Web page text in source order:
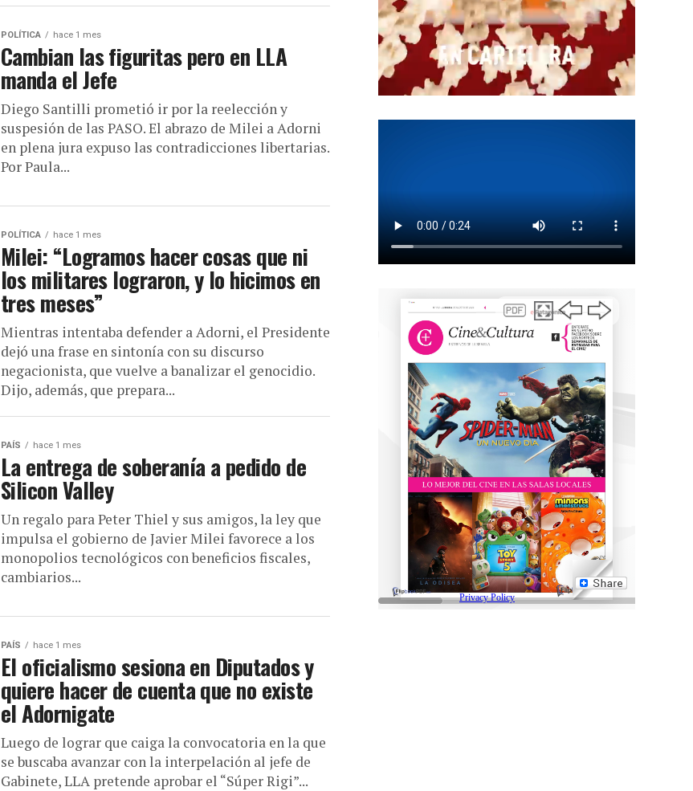
POLÍTICA hace 1 mes
Cambian las figuritas pero en LLA
manda el Jefe
Diego Santilli prometió ir por la reelección y
suspesión de las PASO. El abrazo de Milei a Adorni
en plena jura expuso las contradicciones libertarias.
Por Paula...
POLÍTICA hace 1 mes
Milei: “Logramos hacer cosas que ni
los militares lograron, y lo hicimos en
tres meses”
Mientras intentaba defender a Adorni, el Presidente
dejó una frase en sintonía con su discurso
negacionista, que vuelve a banalizar el genocidio.
Dijo, además, que prepara...
PAÍS hace 1 mes
La entrega de soberanía a pedido de
Silicon Valley
Un regalo para Peter Thiel y sus amigos, la ley que
impulsa el gobierno de Javier Milei favorece a los
monopolios tecnológicos con beneficios fiscales,
cambiarios...
PAÍS hace 1 mes
El oficialismo sesiona en Diputados y
quiere hacer de cuenta que no existe
el Adornigate
Luego de lograr que caiga la convocatoria en la que
se buscaba avanzar con la interpelación al jefe de
Gabinete, LLA pretende aprobar el “Súper Rigi”...